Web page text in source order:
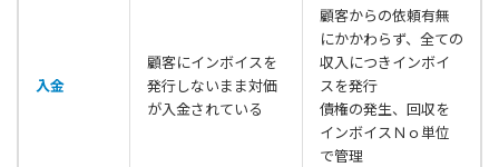
入金
顧客にインボイスを
発行しないまま対価
が入金されている
顧客からの依頼有無
にかかわらず、全ての
収入につきインボイ
スを発行
債権の発生、回収を
インボイスＮｏ単位
で管理